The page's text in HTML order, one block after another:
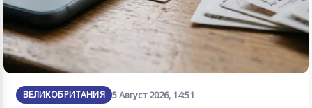
ВЕЛИКОБРИТАНИЯ 5 Август 2026, 14:51